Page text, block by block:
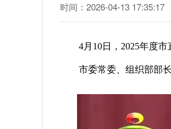
时间：2026-04-13 17:35:17
4月10日，2025年度市
市委常委、组织部部长